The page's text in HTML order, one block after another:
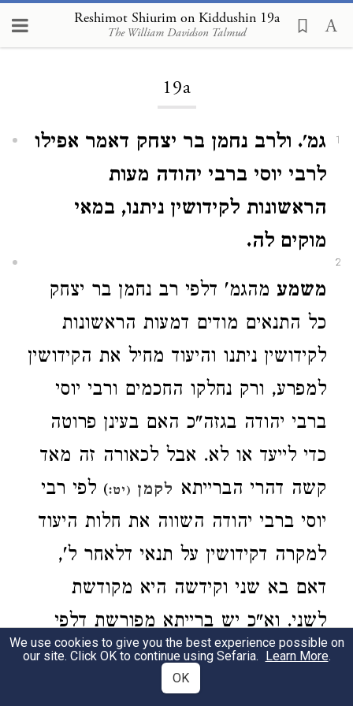
Reshimot Shiurim on Kiddushin 19a
The William Davidson Talmud
Loading...
19a
1
גמ'. ולרב נחמן בר יצחק דאמר אפילו
לרבי יוסי ברבי יהודה מעות
הראשונות לקידושין ניתנו, במאי
מוקים לה.
2
משמע מהגמ' דלפי רב נחמן בר יצחק
כל התנאים מודים דמעות הראשונות
לקידושין ניתנו והיעוד מחיל את הקידושין
למפרע, ורק נחלקו החכמים ורבי יוסי
ברבי יהודה בגזה"כ האם בעינן פרוטה
כדי לייעד או לא. אבל לכאורה זה מאד
קשה דהרי הברייתא לקמן (יט:) לפי רבי
יוסי ברבי יהודה השווה את חלות היעוד
למקרה דקידושין על תנאי דלאחר ל',
דאם בא שני וקידשה היא מקודשת
לשני. וא"כ יש ברייתא מפורשת דלפי
רבי יוסי ברבי יהודה אין האישות דיעוד
חלה למפרע, ומסתמא רבי נחמן בר
We use cookies to give you the best experience possible on
our site. Click OK to continue using Sefaria. Learn More.
OK